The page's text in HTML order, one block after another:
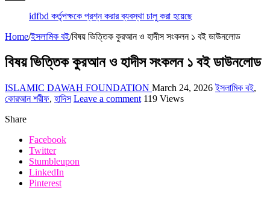
ইনফাক
Home/ইসলামিক বই/বিষয় ভিত্তিক কুরআন ও হাদীস সংকলন ১ বই ডাউনলোড
বিষয় ভিত্তিক কুরআন ও হাদীস সংকলন ১ বই ডাউনলোড
ISLAMIC DAWAH FOUNDATION March 24, 2026 ইসলামিক বই,
কোরআন শরীফ, হাদিস Leave a comment 119 Views
Share
Facebook
Twitter
Stumbleupon
LinkedIn
Pinterest